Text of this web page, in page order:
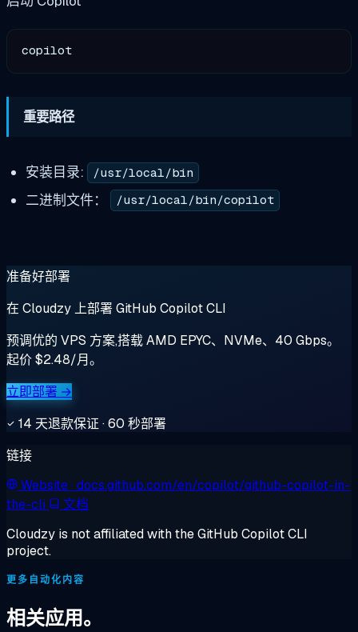
copilot
重要路径
安装目录: /usr/local/bin
二进制文件： /usr/local/bin/copilot
准备好部署
在 Cloudzy 上部署 GitHub Copilot CLI
预调优的 VPS 方案,搭载 AMD EPYC、NVMe、40 Gbps。
起价 $2.48/月。
立即部署 →
14 天退款保证 · 60 秒部署
链接
Website· docs.github.com/en/copilot/github-copilot-in-
the-cli
文档
Cloudzy is not affiliated with the GitHub Copilot CLI
project.
更多自动化内容
相关应用。